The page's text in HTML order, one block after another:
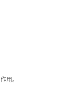
作用。